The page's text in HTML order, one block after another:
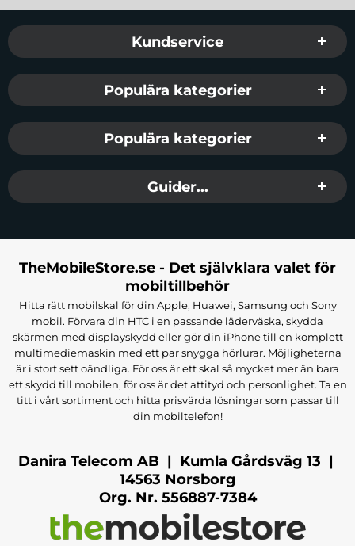
Sidfot Blandad info och länkar
Kundservice
Populära kategorier
Populära kategorier
Guider...
TheMobileStore.se - Det självklara valet för
mobiltillbehör
Hitta rätt mobilskal för din Apple, Huawei, Samsung och Sony
mobil. Förvara din HTC i en passande läderväska, skydda
skärmen med displayskydd eller gör din iPhone till en komplett
multimediemaskin med ett par snygga hörlurar. Möjligheterna
är i stort sett oändliga. För oss är ett skal så mycket mer än bara
ett skydd till mobilen, för oss är det attityd och personlighet. Ta en
titt i vårt sortiment och hitta prisvärda lösningar som passar till
din mobiltelefon!
Danira Telecom AB | Kumla Gårdsväg 13 |
14563 Norsborg
Org. Nr. 556887-7384